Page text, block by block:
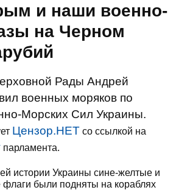
и наши военно-
на Черном
Рады Андрей
военных моряков по
Морских Сил Украины.
Цензор.НЕТ со ссылкой на
парламента.
истории Украины сине-желтые и
флаги были подняты на кораблях